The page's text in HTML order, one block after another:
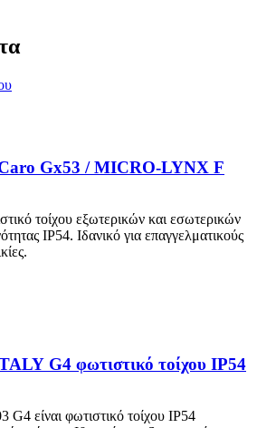
Caro Gx53 / MICRO-LYNX F
τοίχου εξωτερικών και εσωτερικών
IP54. Ιδανικό για επαγγελματικούς
G4 φωτιστικό τοίχου IP54
είναι φωτιστικό τοίχου IP54